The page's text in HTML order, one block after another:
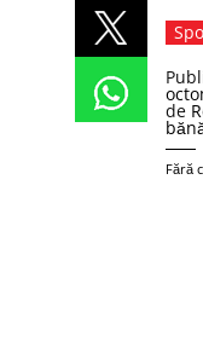
de
Fără